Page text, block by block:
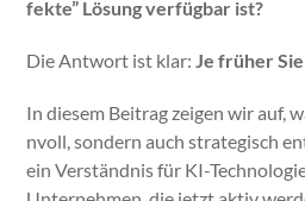
fek­te” Lösung ver­füg­bar ist?
Die Antwort ist klar: Je früher
In diesem Beitrag zeigen wir auf,
nvoll, son­dern auch strate­gisch
ein Ver­ständ­nis für KI-